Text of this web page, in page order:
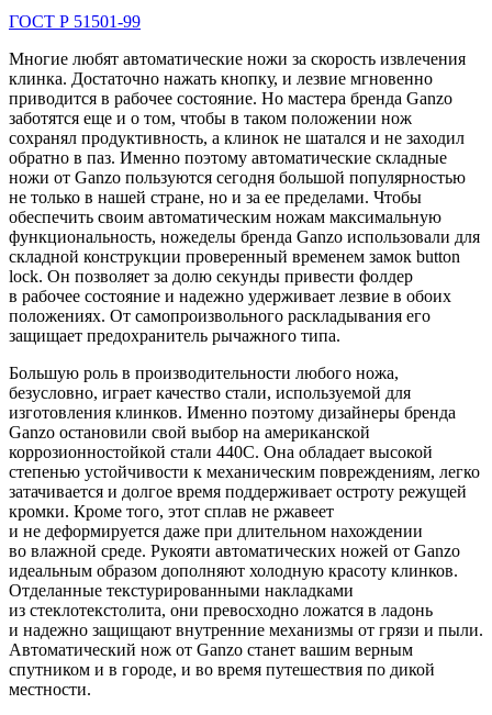
ГОСТ Р 51501-99
Многие любят автоматические ножи за скорость извлечения
клинка. Достаточно нажать кнопку, и лезвие мгновенно
приводится в рабочее состояние. Но мастера бренда Ganzo
заботятся еще и о том, чтобы в таком положении нож
сохранял продуктивность, а клинок не шатался и не заходил
обратно в паз. Именно поэтому автоматические складные
ножи от Ganzo пользуются сегодня большой популярностью
не только в нашей стране, но и за ее пределами. Чтобы
обеспечить своим автоматическим ножам максимальную
функциональность, ножеделы бренда Ganzo использовали для
складной конструкции проверенный временем замок button
lock. Он позволяет за долю секунды привести фолдер
в рабочее состояние и надежно удерживает лезвие в обоих
положениях. От самопроизвольного раскладывания его
защищает предохранитель рычажного типа.
Большую роль в производительности любого ножа,
безусловно, играет качество стали, используемой для
изготовления клинков. Именно поэтому дизайнеры бренда
Ganzo остановили свой выбор на американской
коррозионностойкой стали 440C. Она обладает высокой
степенью устойчивости к механическим повреждениям, легко
затачивается и долгое время поддерживает остроту режущей
кромки. Кроме того, этот сплав не ржавеет
и не деформируется даже при длительном нахождении
во влажной среде. Рукояти автоматических ножей от Ganzo
идеальным образом дополняют холодную красоту клинков.
Отделанные текстурированными накладками
из стеклотекстолита, они превосходно ложатся в ладонь
и надежно защищают внутренние механизмы от грязи и пыли.
Автоматический нож от Ganzo станет вашим верным
спутником и в городе, и во время путешествия по дикой
местности.